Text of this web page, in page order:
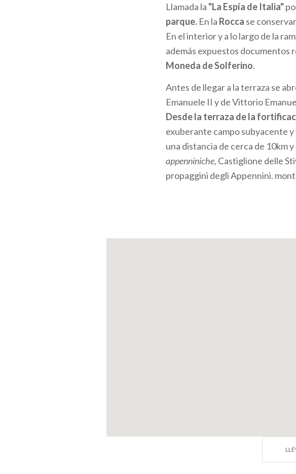
Llamada la "La Espía de Italia"
parque. En la Rocca se
En el interior y a lo largo de la
además expuestos documentos
Moneda de Solferino.
Antes de llegar a la terraza se
Emanuele II y de Vittorio
Desde la terraza de la
exuberante campo subyacente y
una distancia de cerca de 10km
appenniniche, Castiglione delle
propaggini degli Appennini.